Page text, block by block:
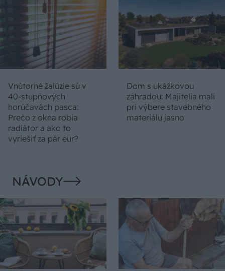
Vnútorné žalúzie sú v
40-stupňových
horúčavách pasca:
Prečo z okna robia
radiátor a ako to
vyriešiť za pár eur?
Dom s ukážkovou
záhradou: Majitelia mali
pri výbere stavebného
materiálu jasno
NÁVODY